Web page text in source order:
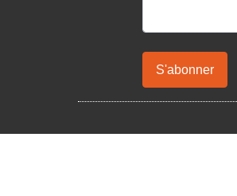
S'abonner